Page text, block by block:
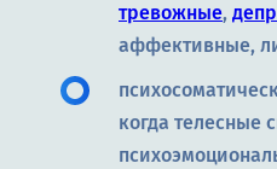
тревожные,
аффективные,
когда телесные